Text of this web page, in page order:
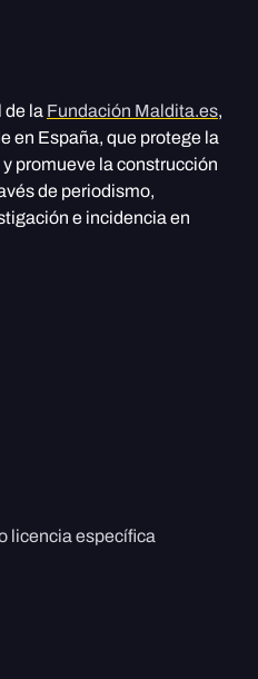
de la Fundación Maldita.es,
en España, que protege la
promueve la construcción
de periodismo,
e incidencia en
licencia específica